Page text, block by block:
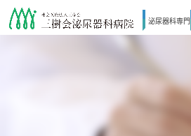
泌尿器科専門